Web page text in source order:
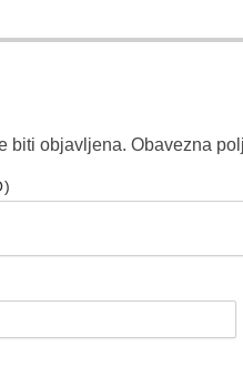
biti objavljena. Obavezna